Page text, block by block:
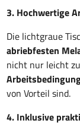
3. Hochwertige
Die lichtgraue
abriebfesten
nicht nur leicht
von Vorteil sind.
4. Inklusive